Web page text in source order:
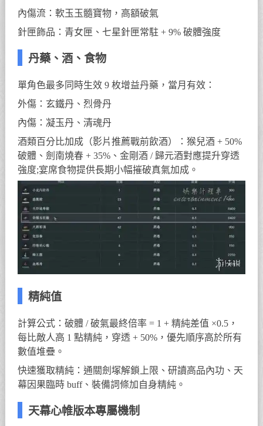
內傷流：軟玉玉髓寶物，高額破氣
針匣飾品：青女匣、七星針匣常駐 + 9% 破體強度
丹藥、酒、食物
單角色最多同時生效 9 枚增益丹藥，當月有效：
外傷：玄鐵丹、烈骨丹
內傷：凝玉丹、清魂丹
酒類百分比加成（影片推薦戰前飲酒）：猴兒酒 + 50%
破體、劍南燒春 + 35%、金剛酒 / 歸元酒對應提升穿透
強度;宴席食物提供長期小幅摧破真氣加成。
精純值
計算公式：破體 / 破氣最終倍率 = 1 + 精純差值 ×0.5，
每比敵人高 1 點精純，穿透 + 50%，優先順序高於所有
數值堆疊。
快速獲取精純：通關劍塚解鎖上限、研讀高品內功、天
幕因果臨時 buff、裝備詞條加自身精純。
天幕心帷版本專屬機制